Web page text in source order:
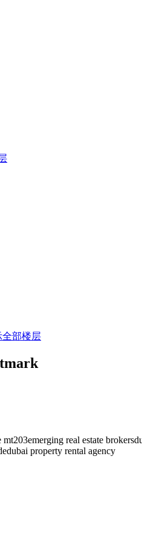
全部楼层
real estate
property rental agency